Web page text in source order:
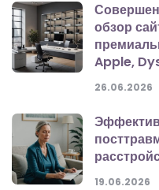
обзор
Apple,
26.06.2026
19.06.2026